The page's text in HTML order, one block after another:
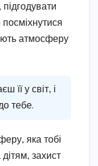
атмосферу
її у світ, і
тебе.
яка тобі
захист